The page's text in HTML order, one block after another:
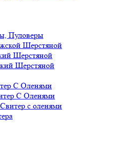
Пуловеры
Шерстяной
Шерстяной
Шерстяной
С Оленями
С Оленями
с оленями